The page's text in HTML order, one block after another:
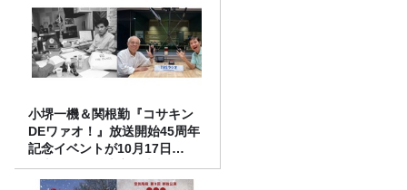
小堺一機＆関根勤『コサキン
DEワァオ！』放送開始45周年
記念イベントが10月17日
（土）に開催決定！本日より
FC先行受付スタート！